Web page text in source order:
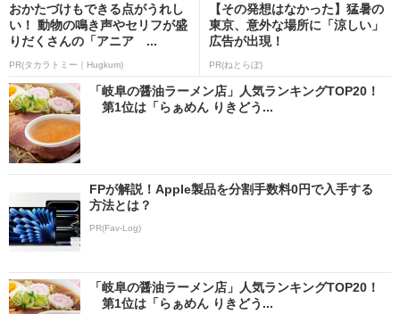
おかたづけもできる点がうれし
い！ 動物の鳴き声やセリフが盛
りだくさんの「アニア ...
PR(タカラトミー｜Hugkum)
【その発想はなかった】猛暑の
東京、意外な場所に「涼しい」
広告が出現！
PR(ねとらぼ)
「岐阜の醤油ラーメン店」人気ランキングTOP20！
第1位は「らぁめん りきどう...
FPが解説！Apple製品を分割手数料0円で入手する
方法とは？
PR(Fav-Log)
「岐阜の醤油ラーメン店」人気ランキングTOP20！
第1位は「らぁめん りきどう...